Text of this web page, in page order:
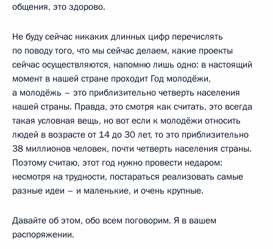
общения, это здорово.
Не буду сейчас никаких длинных цифр перечислять
по поводу того, что мы сейчас делаем, какие проекты
сейчас осуществляются, напомню лишь одно: в настоящий
момент в нашей стране проходит Год молодёжи,
а молодёжь – это приблизительно четверть населения
нашей страны. Правда, это смотря как считать, это всегда
такая условная вещь, но вот если к молодёжи относить
людей в возрасте от 14 до 30 лет, то это приблизительно
38 миллионов человек, почти четверть населения страны.
Поэтому считаю, этот год нужно провести недаром:
несмотря на трудности, постараться реализовать самые
разные идеи – и маленькие, и очень крупные.
Давайте об этом, обо всем поговорим. Я в вашем
распоряжении.